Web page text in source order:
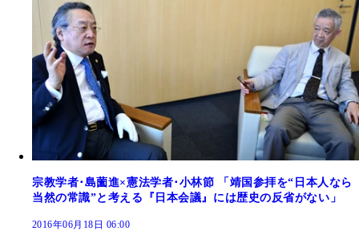
宗教学者･島薗進×憲法学者･小林節 「靖国参拝を“日本人なら
当然の常識”と考える『日本会議』には歴史の反省がない」
2016年06月18日 06:00